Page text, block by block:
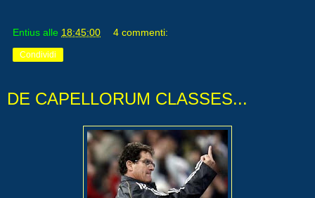
Entius alle 18:45:00 4 commenti:
Condividi
DE CAPELLORUM CLASSES...